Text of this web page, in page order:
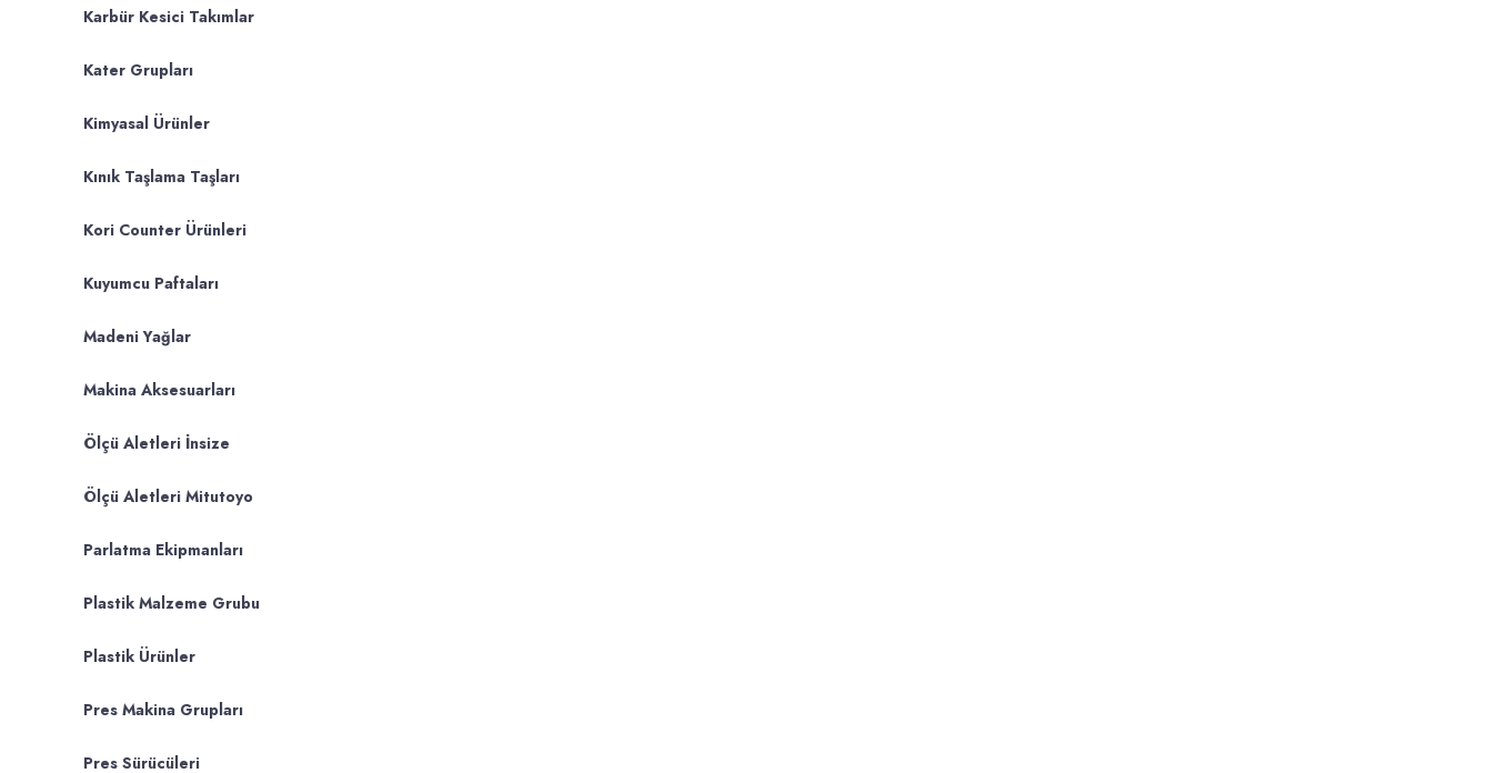
Karbür Kesici Takımlar
Kater Grupları
Kimyasal Ürünler
Kınık Taşlama Taşları
Kori Counter Ürünleri
Kuyumcu Paftaları
Madeni Yağlar
Makina Aksesuarları
Ölçü Aletleri İnsize
Ölçü Aletleri Mitutoyo
Parlatma Ekipmanları
Plastik Malzeme Grubu
Plastik Ürünler
Pres Makina Grupları
Pres Sürücüleri